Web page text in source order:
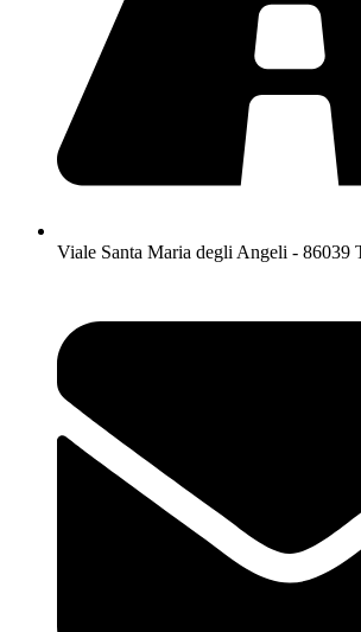
Viale Santa Maria degli Angeli - 86039